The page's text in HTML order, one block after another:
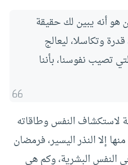
أنه يبين لك حقيقة
وتكاسلا، ليعالج
تصيب نفوسنا، بأننا
لاستكشاف النفس وطاقاته
إلا النذر اليسير، فرمضان
النفس البشرية، وكم هي